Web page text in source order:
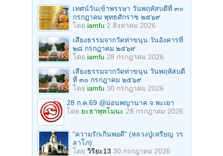
เทศน์วันเข้าพรรษา วันพฤหัสบดีที่ ๓๐
กรกฎาคม พุทธศักราช ๒๕๖๙
โดย iamfu 2 สิงหาคม 2026
เสียงธรรมจากวัดท่าขนุน วันอังคารที่
๒๘ กรกฎาคม ๒๕๖๙
โดย iamfu 28 กรกฎาคม 2026
เสียงธรรมจากวัดท่าขนุน วันพฤหัสบดี
ที่ ๓๐ กรกฎาคม ๒๕๖๙
โดย iamfu 30 กรกฎาคม 2026
28 ก.ค.69 @ม่อนพญานาค จ.พะเยา
โดย ยะธาพุทโมนะ 28 กรกฎาคม 2026
"ความรักเกินพอดี" (หลวงปู่เหรียญ วร
ลาโภ)
โดย วิริยะ13 30 กรกฎาคม 2026